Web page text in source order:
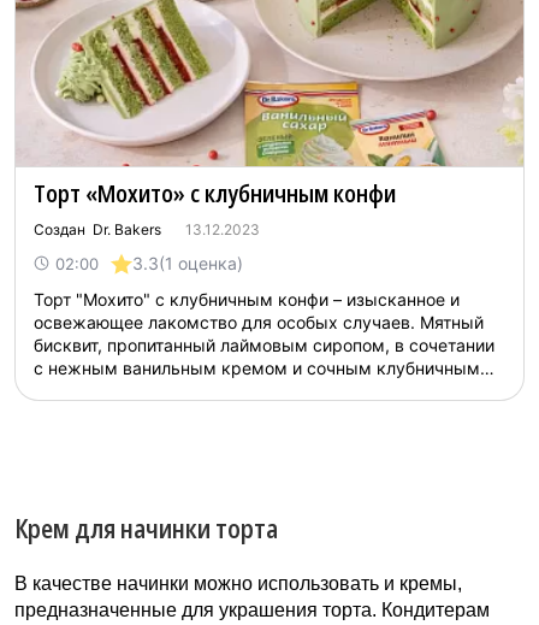
Торт «Мохито» с клубничным конфи
Создан Dr. Bakers 13.12.2023
02:00 3.3(1 оценка)
Торт "Мохито" с клубничным конфи – изысканное и
освежающее лакомство для особых случаев. Мятный
бисквит, пропитанный лаймовым сиропом, в сочетании
с нежным ванильным кремом и сочным клубничным
Крем для начинки торта
В качестве начинки можно использовать и кремы,
предназначенные для украшения торта. Кондитерам